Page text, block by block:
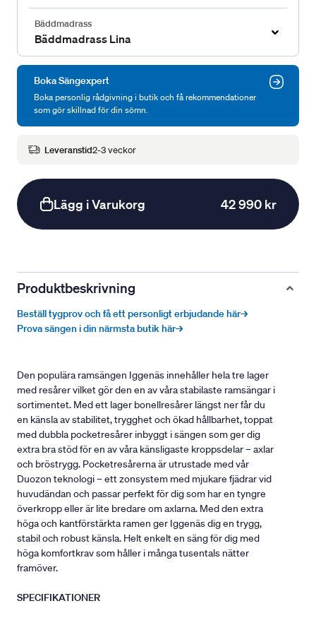
Bäddmadrass
Bäddmadrass Lina
Boka Sängexpert
Boka personlig rådgivning i butik och få rekommendationer
som gör skillnad för din sömn.
Leveranstid2-3 veckor
Lägg i Varukorg 42 990 kr
Produktbeskrivning
Beställ tygprov och få ett personligt erbjudande här→
Prova sängen i din närmsta butik här→
Den populära ramsängen Iggenäs innehåller hela tre lager
med resårer vilket gör den en av våra stabilaste ramsängar i
sortimentet. Med ett lager bonellresårer längst ner får du
en känsla av stabilitet, trygghet och ökad hållbarhet, toppat
med dubbla pocketresårer inbyggt i sängen som ger dig
extra bra stöd för en av våra känsligaste kroppsdelar – axlar
och bröstrygg. Pocketresårerna är utrustade med vår
Duozon teknologi – ett zonsystem med mjukare fjädrar vid
huvudändan och passar perfekt för dig som har en tyngre
överkropp eller är lite bredare om axlarna. Med den extra
höga och kantförstärkta ramen ger Iggenäs dig en trygg,
stabil och robust känsla. Helt enkelt en säng för dig med
höga komfortkrav som håller i många tusentals nätter
framöver.
SPECIFIKATIONER